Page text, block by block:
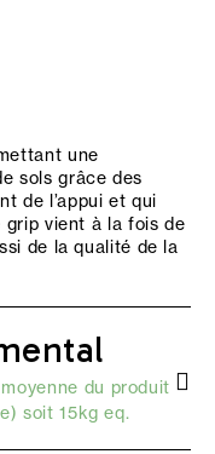
une
sols grâce des
de l’appui et qui
grip vient à la fois de
de la qualité de la
du produit
) soit 15kg eq.